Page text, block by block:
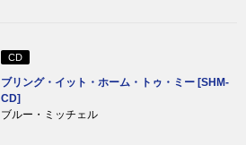
CD
ブリング・イット・ホーム・トゥ・ミー [SHM-
CD]
ブルー・ミッチェル